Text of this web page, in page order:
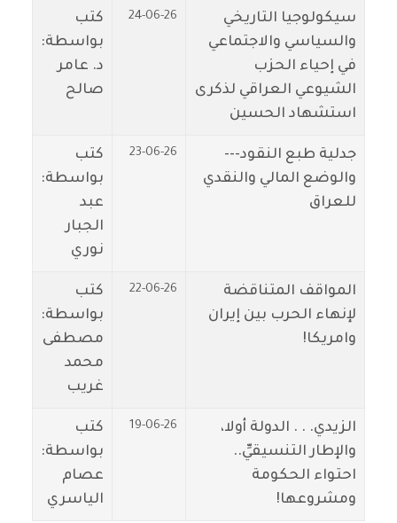
سيكولوجيا التاريخي
والسياسي والاجتماعي
في إحياء الحزب
الشيوعي العراقي لذكرى
استشهاد الحسين
24-06-26
كتب
بواسطة:
د. عامر
صالح
جدلية طبع النقود---
والوضع المالي والنقدي
للعراق
23-06-26
كتب
بواسطة:
عبد
الجبار
نوري
المواقف المتناقضة
لإنهاء الحرب بين إيران
وامريكا!
22-06-26
كتب
بواسطة:
مصطفى
محمد
غريب
الزيدي. . . الدولة أولا،
والإطار التنسيقيِّ..
احتواء الحكومة
ومشروعها!
19-06-26
كتب
بواسطة:
عصام
الياسري